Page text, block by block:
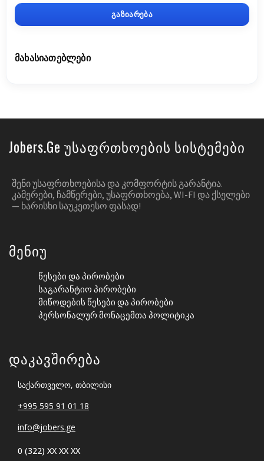
გაზიარება
ᲛᲐᲮᲐᲡᲘᲐᲗᲔᲑᲚᲔᲑᲘ
Jobers.ge Უსაფრთხოების Სისტემები
ᲨᲔᲜᲘ ᲣᲡᲐᲤᲠᲗᲮᲝᲔᲑᲘᲡᲐ ᲓᲐ ᲙᲝᲛᲤᲝᲠᲢᲘᲡ ᲒᲐᲠᲐᲜᲢᲘᲐ.
ᲙᲐᲛᲔᲠᲔᲑᲘ, ᲩᲐᲛᲬᲔᲠᲔᲑᲘ, ᲣᲡᲐᲤᲠᲗᲮᲝᲔᲑᲐ, WI-FI ᲓᲐ ᲥᲡᲔᲚᲔᲑᲘ
— ᲮᲐᲠᲘᲡᲮᲘ ᲡᲐᲣᲙᲔᲗᲔᲡᲝ ᲤᲐᲡᲐᲓ!
Მენიუ
Წესები Და Პირობები
Საგარანტიო Პირობები
Მიწოდების Წესები Და Პირობები
Პერსონალურ Მონაცემთა Პოლიტიკა
Დაკავშირება
საქართველო, თბილისი
+995 595 91 01 18
info@jobers.ge
0 (322) XX XX XX